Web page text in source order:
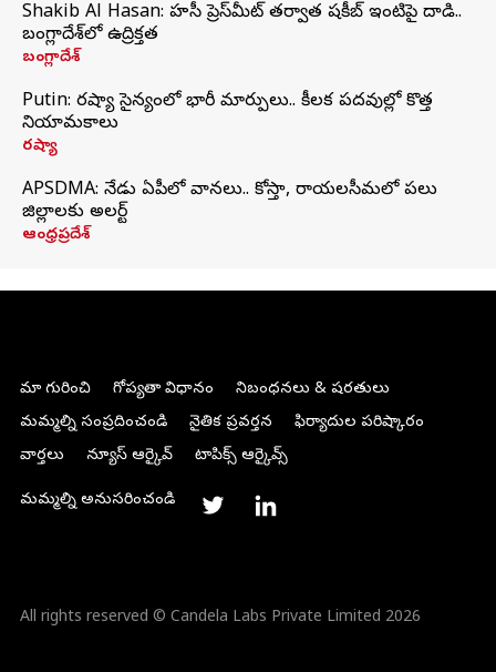
Shakib Al Hasan: హసీనా ప్రెస్‌మీట్‌ తర్వాత షకీబ్‌ ఇంటిపై దాడి..
బంగ్లాదేశ్‌లో ఉద్రిక్తత
బంగ్లాదేశ్
Putin: రష్యా సైన్యంలో భారీ మార్పులు.. కీలక పదవుల్లో కొత్త
నియామకాలు
రష్యా
APSDMA: నేడు ఏపీలో వానలు.. కోస్తా, రాయలసీమలో పలు
జిల్లాలకు అలర్ట్
ఆంధ్రప్రదేశ్
మా గురించి గోప్యతా విధానం
నిబంధనలు & షరతులు
మమ్మల్ని సంప్రదించండి
నైతిక ప్రవర్తన
ఫిర్యాదుల పరిష్కారం
వార్తలు
న్యూస్ ఆర్కైవ్ టాపిక్స్ ఆర్కైవ్స్
మమ్మల్ని అనుసరించండి
All rights reserved © Candela Labs Private Limited 2026